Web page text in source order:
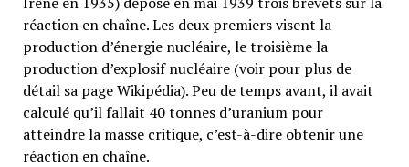
réaction en chaîne. Les deux premiers visent la
production d’énergie nucléaire, le troisième la
production d’explosif nucléaire (voir pour plus de
détail sa page Wikipédia). Peu de temps avant, il avait
calculé qu’il fallait 40 tonnes d’uranium pour
atteindre la masse critique, c’est-à-dire obtenir une
réaction en chaîne.